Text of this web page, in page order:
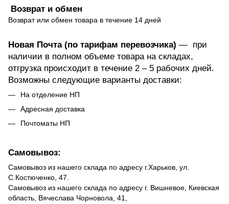
Возврат и обмен
Возврат или обмен товара в течение 14 дней
Новая Почта (по тарифам перевозчика) — при
наличии в полном объеме товара на складах,
отгрузка происходит в течение 2 – 5 рабочих дней.
Возможны следующие варианты доставки:
На отделение НП
Адресная доставка
Почтоматы НП
Самовывоз:
Самовывоз из нашего склада по адресу г.Харьков, ул.
С.Костюченко, 47.
Самовывоз из нашего склада по адресу г. Вишневое, Киевская
область, Вячеслава Чорновола, 41,